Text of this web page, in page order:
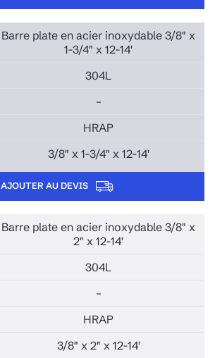
Barre plate en acier inoxydable 3/8" x
1-3/4" x 12-14'
304L
–
HRAP
3/8" x 1-3/4" x 12-14'
AJOUTER AU DEVIS
Barre plate en acier inoxydable 3/8" x
2" x 12-14'
304L
–
HRAP
3/8" x 2" x 12-14'